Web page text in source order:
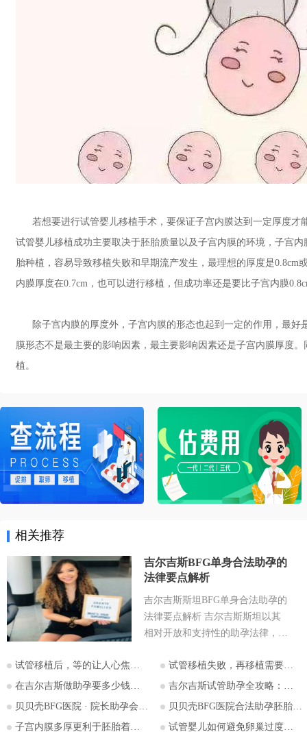
若想要进行试管婴儿移植手术，要保证子宫内膜达到一定厚度才
试管婴儿移植成功主要取决于胚胎质量以及子宫内膜的环境，子宫
胎种植，容易导致移植失败和早期流产发生，最理想的厚度是0.8cm
内膜厚度在0.7cm，也可以进行移植，但成功率还是要比子宫内膜
除子宫内膜的厚度外，子宫内膜的形态也起到一定的作用，最好
膜形态不是最主要的影响因素，最主要影响因素还是子宫内膜厚度
植。
相关推荐
吉尔吉斯BFG单身合法助孕的
法律要点解析
吉尔吉斯斯坦BFG单身合法助孕的
法律要点解析 吉尔吉斯斯坦以其
相对开放和支持性的助孕法律，成
地。特别是对于希望通过助孕实现
为人父母梦想的单身人士，吉尔吉
斯斯坦的法律框架值得深入探讨。
试管移植后，等的让人心焦的胎心和胎芽，何时会出现？
试管移植失败，再移植需要注意哪些？
在吉尔吉斯做助孕要多少钱？2026比什凯克费用全公开，拒绝隐形消费
吉尔吉斯试管助孕全攻略：为什么越来越多的中国家庭选择比什凯克？
贝贝壳BFG医院 · 院长助孕会（济南站）
贝贝壳BFG医院合法助孕胚胎移植流程详解
子宫内膜多厚更利于胚胎着床？
试管婴儿如何避免卵巢过度刺激综合征